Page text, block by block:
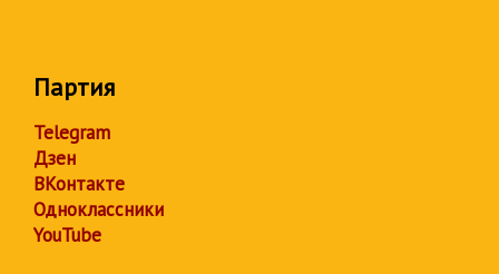
Партия
Telegram
Дзен
ВКонтакте
Одноклассники
YouTube